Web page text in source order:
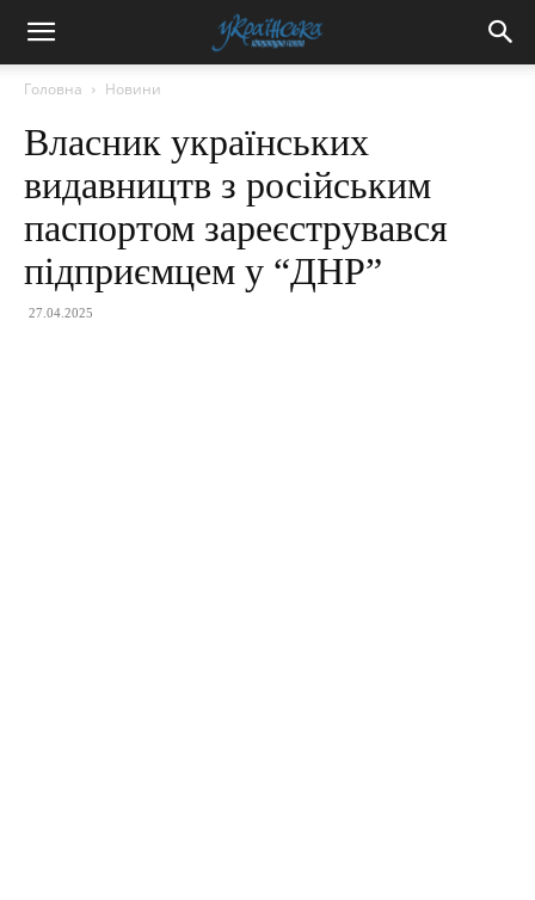
Головна Новини
Власник українських
видавництв з російським
паспортом зареєструвався
підприємцем у “ДНР”
27.04.2025